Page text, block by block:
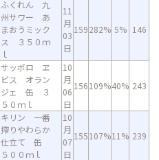
ふくれん 九
州サワー あ
まおうミック
ス ３５０ｍ
ｌ
11
月
03
日
159282% 5% 146
サッポロ ヱ
ビス オラン
ジェ 缶 ３
５０ｍｌ
10
月
06
日
156109%40% 243
キリン 一番
搾りやわらか
仕立て 缶
５００ｍｌ
10
月
07
日
155107%11% 239